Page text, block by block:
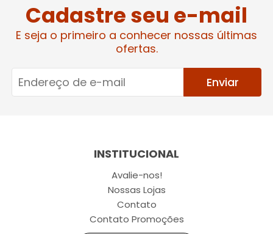
Cadastre seu e-mail
E seja o primeiro a conhecer nossas últimas
ofertas.
Enviar
INSTITUCIONAL
Avalie-nos!
Nossas Lojas
Contato
Contato Promoções